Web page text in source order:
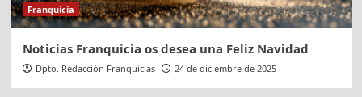
Franquicia
Noticias Franquicia os desea una Feliz Navidad
Dpto. Redacción Franquicias 24 de diciembre de 2025